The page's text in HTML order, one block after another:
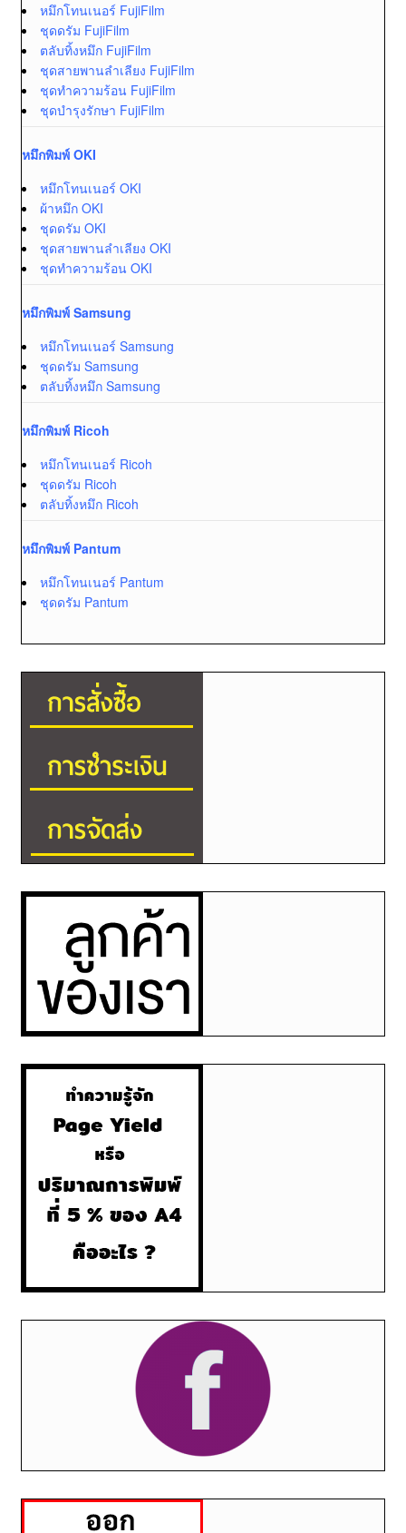
หมึกโทนเนอร์ FujiFilm
ชุดดรัม FujiFilm
ตลับทิ้งหมึก FujiFilm
ชุดสายพานลำเลียง FujiFilm
ชุดทำความร้อน FujiFilm
ชุดบำรุงรักษา FujiFilm
หมึกพิมพ์ OKI
หมึกโทนเนอร์ OKI
ผ้าหมึก OKI
ชุดดรัม OKI
ชุดสายพานลำเลียง OKI
ชุดทำความร้อน OKI
หมึกพิมพ์ Samsung
หมึกโทนเนอร์ Samsung
ชุดดรัม Samsung
ตลับทิ้งหมึก Samsung
หมึกพิมพ์ Ricoh
หมึกโทนเนอร์ Ricoh
ชุดดรัม Ricoh
ตลับทิ้งหมึก Ricoh
หมึกพิมพ์ Pantum
หมึกโทนเนอร์ Pantum
ชุดดรัม Pantum